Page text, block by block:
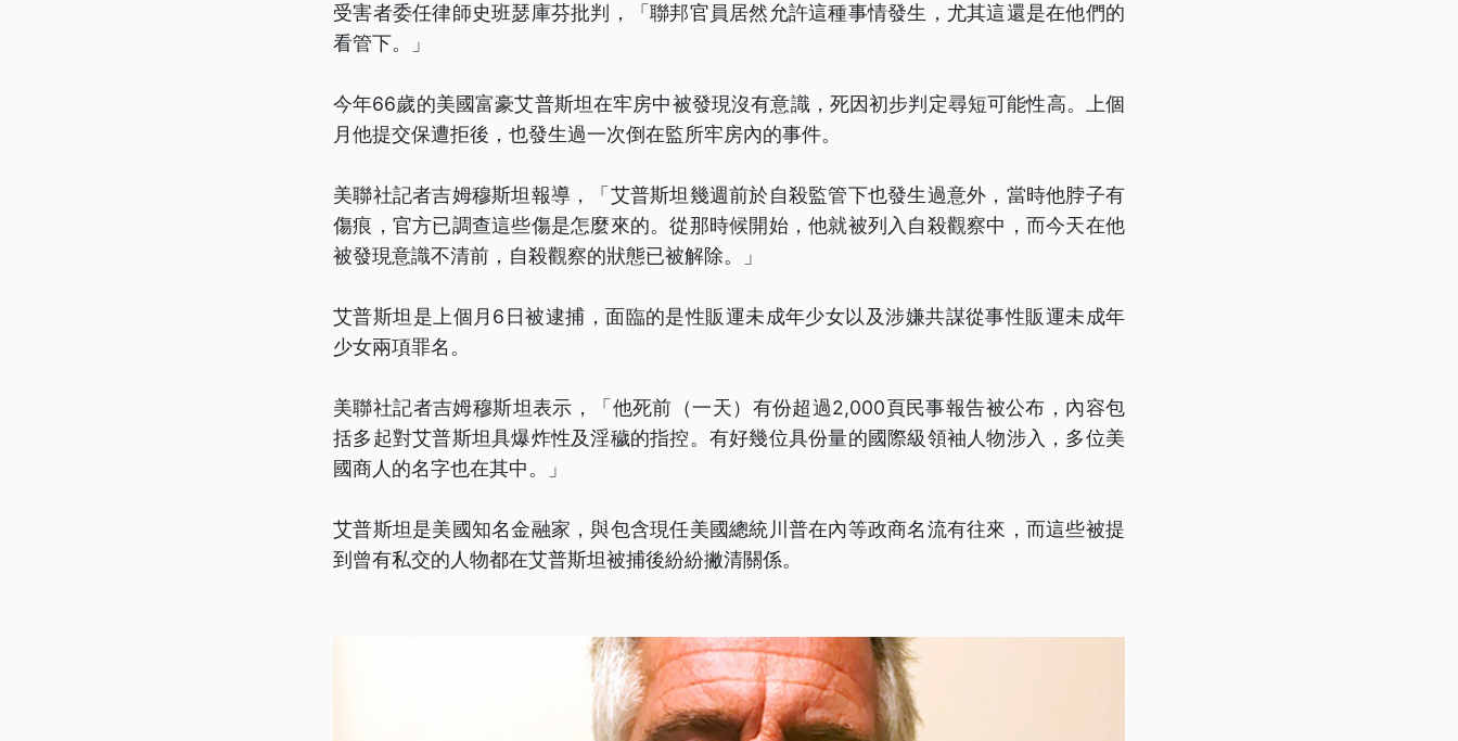
受害者委任律師史班瑟庫芬批判，「聯邦官員居然允許這種事情發生，尤其這還是在他們的
看管下。」
今年66歲的美國富豪艾普斯坦在牢房中被發現沒有意識，死因初步判定尋短可能性高。上個
月他提交保遭拒後，也發生過一次倒在監所牢房內的事件。
美聯社記者吉姆穆斯坦報導，「艾普斯坦幾週前於自殺監管下也發生過意外，當時他脖子有
傷痕，官方已調查這些傷是怎麼來的。從那時候開始，他就被列入自殺觀察中，而今天在他
被發現意識不清前，自殺觀察的狀態已被解除。」
艾普斯坦是上個月6日被逮捕，面臨的是性販運未成年少女以及涉嫌共謀從事性販運未成年
少女兩項罪名。
美聯社記者吉姆穆斯坦表示，「他死前（一天）有份超過2,000頁民事報告被公布，內容包
括多起對艾普斯坦具爆炸性及淫穢的指控。有好幾位具份量的國際級領袖人物涉入，多位美
國商人的名字也在其中。」
艾普斯坦是美國知名金融家，與包含現任美國總統川普在內等政商名流有往來，而這些被提
到曾有私交的人物都在艾普斯坦被捕後紛紛撇清關係。